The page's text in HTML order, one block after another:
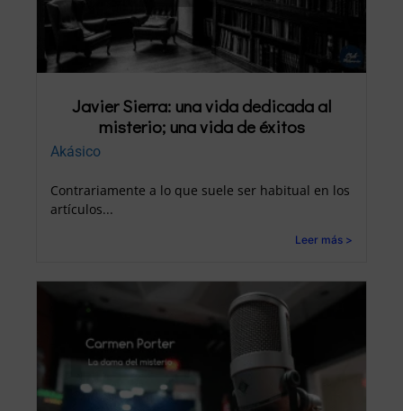
Javier Sierra: una vida dedicada al
misterio; una vida de éxitos
Akásico
Contrariamente a lo que suele ser habitual en los
artículos...
Leer más >